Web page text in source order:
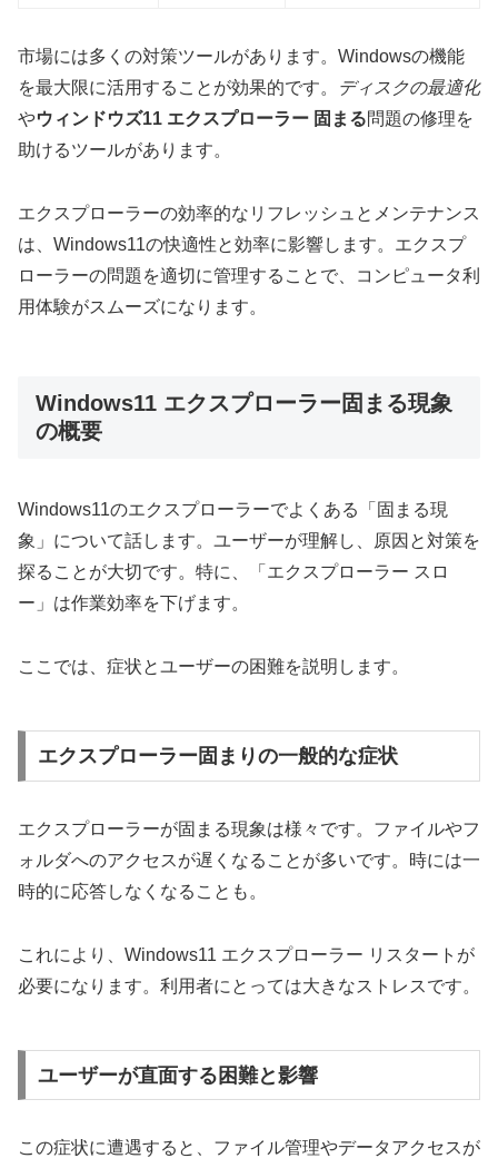
市場には多くの対策ツールがあります。Windowsの機能
を最大限に活用することが効果的です。
ディスクの最適化
やウィンドウズ11 エクスプローラー 固まる問題の修理を
助けるツールがあります。
エクスプローラーの効率的なリフレッシュとメンテナンス
は、Windows11の快適性と効率に影響します。エクスプ
ローラーの問題を適切に管理することで、コンピュータ利
用体験がスムーズになります。
Windows11 エクスプローラー固まる現象
の概要
Windows11のエクスプローラーでよくある「固まる現
象」について話します。ユーザーが理解し、原因と対策を
探ることが大切です。特に、「エクスプローラー スロ
ー」は作業効率を下げます。
ここでは、症状とユーザーの困難を説明します。
エクスプローラー固まりの一般的な症状
エクスプローラーが固まる現象は様々です。ファイルやフ
ォルダへのアクセスが遅くなることが多いです。時には一
時的に応答しなくなることも。
これにより、Windows11 エクスプローラー リスタートが
必要になります。利用者にとっては大きなストレスです。
ユーザーが直面する困難と影響
この症状に遭遇すると、ファイル管理やデータアクセスが